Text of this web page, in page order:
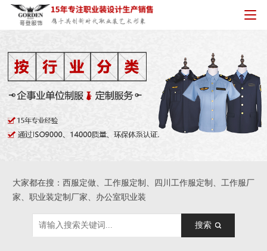
大家都在搜：西服定做、工作服定制、四川工作服定制、工作服厂
家、职业装定制厂家、办公室职业装
搜索